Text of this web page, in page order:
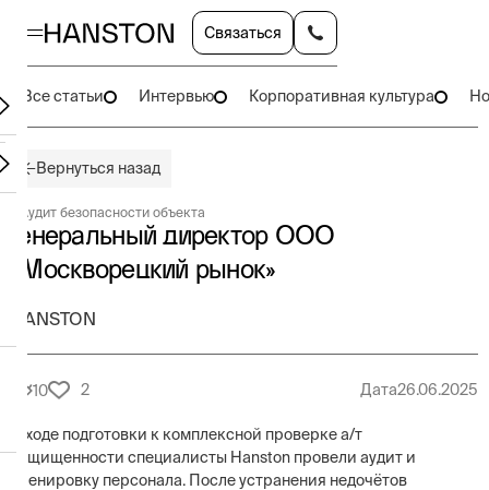
Связаться
Все статьи Интервью Корпоративная культура
Вернуться назад
Генеральный директор ООО
«Москворецкий рынок»
Аудит безопасности объекта
HANSTON
10 2 Дата26.06.2025
В ходе подготовки к комплексной проверке а/т
защищенности специалисты Hanston провели аудит и
тренировку персонала. После устранения недочётов